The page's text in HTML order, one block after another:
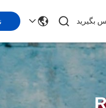
بگیرید